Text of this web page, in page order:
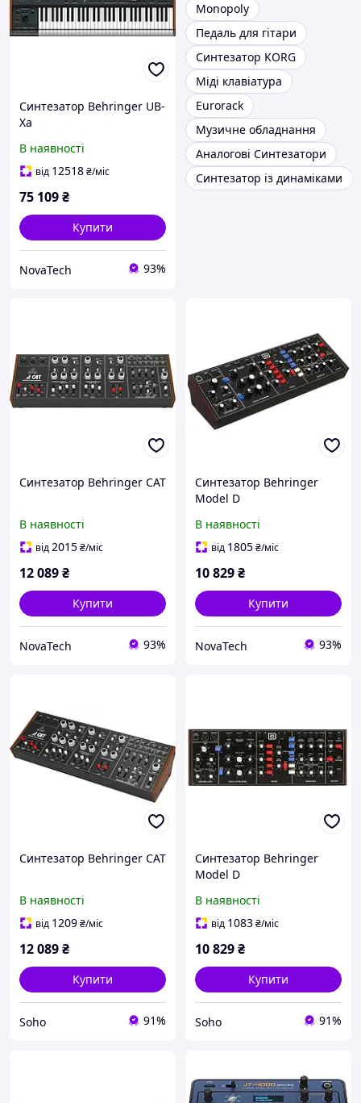
Синтезатор Behringer UB-
Xa
В наявності
від 12518₴/міс
75 109₴
Купити
NovaTech 93%
Monopoly
Педаль для гітари
Синтезатор KORG
Міді клавіатура
Eurorack
Музичне обладнання
Аналогові Синтезатори
Синтезатор із динаміками
Синтезатор Behringer CAT
В наявності
від2015₴/міс
12 089₴
Купити
NovaTech 93%
Синтезатор Behringer
Model D
В наявності
від 1805₴/міс
10 829₴
Купити
NovaTech 93%
Синтезатор Behringer CAT
В наявності
від 1209₴/міс
12 089₴
Купити
Soho 91%
Синтезатор Behringer
Model D
В наявності
від 1083₴/міс
10 829₴
Купити
Soho 91%